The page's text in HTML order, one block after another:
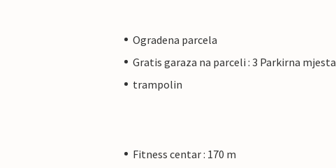
Ogradena parcela
Gratis garaza na parceli : 3 Parkirna mjesta
trampolin
Fitness centar : 170 m